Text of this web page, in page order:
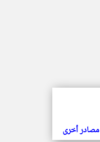
مصادر أخرى